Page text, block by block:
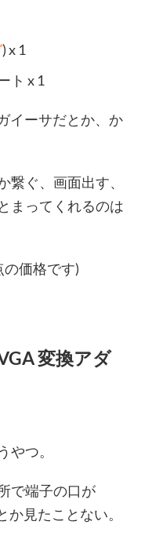
) x 1
ト x 1
イーサだとか、か
繋ぐ、画面出す、
まってくれるのは
価格です)
変換アダ
やつ。
で端子の口が
見たことない。